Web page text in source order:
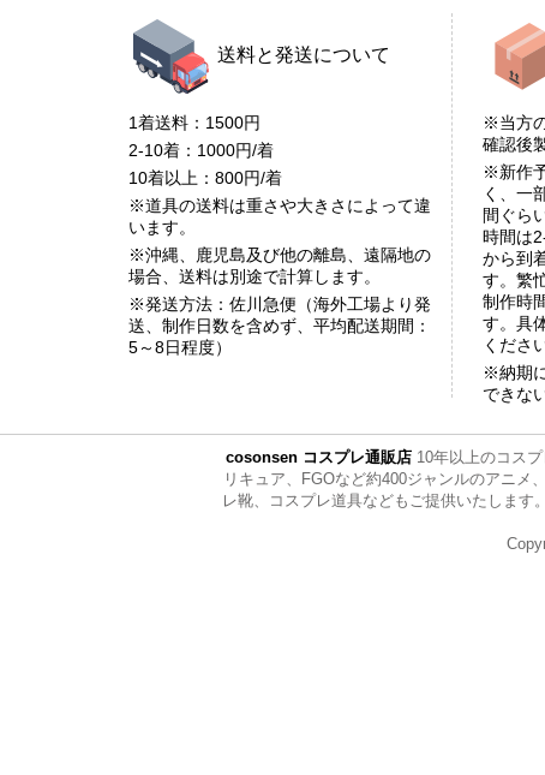
送料と発送について
1着送料：1500円
2-10着：1000円/着
10着以上：800円/着
※道具の送料は重さや大きさによって違
います。
※沖縄、鹿児島及び他の離島、遠隔地の
場合、送料は別途で計算します。
※発送方法：佐川急便（海外工場より発
送、制作日数を含めず、平均配送期間：
5～8日程度）
※当方
確認
※新作
く、一
間ぐら
時間は
から到
す。繁
制作時
す。具
くださ
※納期
できな
cosonsen コスプレ通販店10年以上のコスプ
リキュア、FGOなど約400ジャンルのアニ
レ靴、コスプレ道具などもご提供いたしま